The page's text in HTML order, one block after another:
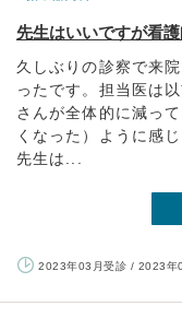
先生はいいですが看
久しぶりの診察で来
ったです。担当医は
さんが全体的に減っ
くなった）ように感じ
先生は...
2023年03月受診 / 2023年